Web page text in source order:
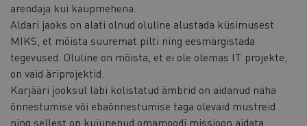
arendaja kui kaupmehena.
Aldari jaoks on alati olnud oluline alustada küsimusest
MIKS, et mõista suuremat pilti ning eesmärgistada
tegevused. Oluline on mõista, et ei ole olemas IT projekte,
on vaid äriprojektid.
Karjääri jooksul läbi kolistatud ämbrid on aidanud näha
õnnestumise või ebaõnnestumise taga olevaid mustreid
ning sellest on kujunenud omamoodi missioon aidata